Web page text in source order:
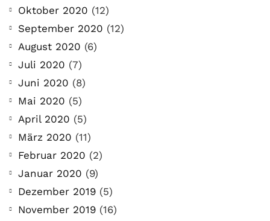
Oktober 2020 (12)
September 2020 (12)
August 2020 (6)
Juli 2020 (7)
Juni 2020 (8)
Mai 2020 (5)
April 2020 (5)
März 2020 (11)
Februar 2020 (2)
Januar 2020 (9)
Dezember 2019 (5)
November 2019 (16)